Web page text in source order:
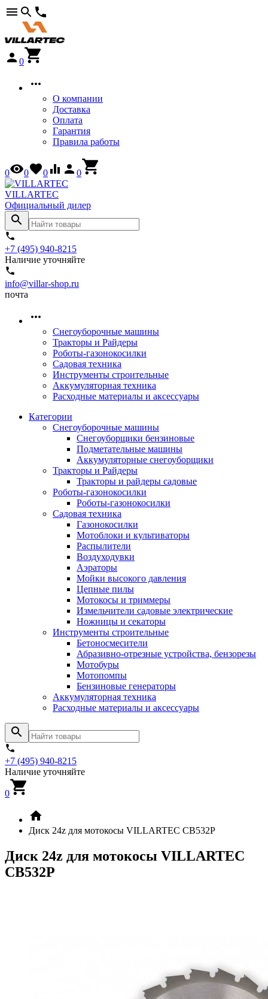
0
О компании
Доставка
Оплата
Гарантия
Правила работы
0 0 0 0
VILLARTEC
Официальный дилер
+7 (495) 940-8215
Наличие уточняйте
info@villar-shop.ru
почта
Снегоуборочные машины
Тракторы и Райдеры
Роботы-газонокосилки
Садовая техника
Инструменты строительные
Аккумуляторная техника
Расходные материалы и аксессуары
Категории
Снегоуборочные машины
Снегоуборщики бензиновые
Подметательные машины
Аккумуляторные снегоуборщики
Тракторы и Райдеры
Тракторы и райдеры садовые
Роботы-газонокосилки
Роботы-газонокосилки
Садовая техника
Газонокосилки
Мотоблоки и культиваторы
Распылители
Воздуходувки
Аэраторы
Мойки высокого давления
Цепные пилы
Мотокосы и триммеры
Измельчители садовые электрические
Ножницы и секаторы
Инструменты строительные
Бетоносмесители
Абразивно-отрезные устройства, бензорезы
Мотобуры
Мотопомпы
Бензиновые генераторы
Аккумуляторная техника
Расходные материалы и аксессуары
+7 (495) 940-8215
Наличие уточняйте
0
Диск 24z для мотокосы VILLARTEC CB532P
Диск 24z для мотокосы VILLARTEC
CB532P